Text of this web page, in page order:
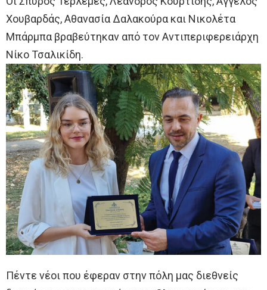
Χουβαρδάς, Αθανασία Δαλακούρα και Νικολέτα
Μπάρμπα βραβεύτηκαν από τον Αντιπεριφερειάρχη
Νίκο Τσαλικίδη.
Πέντε νέοι που έφεραν στην πόλη μας διεθνείς